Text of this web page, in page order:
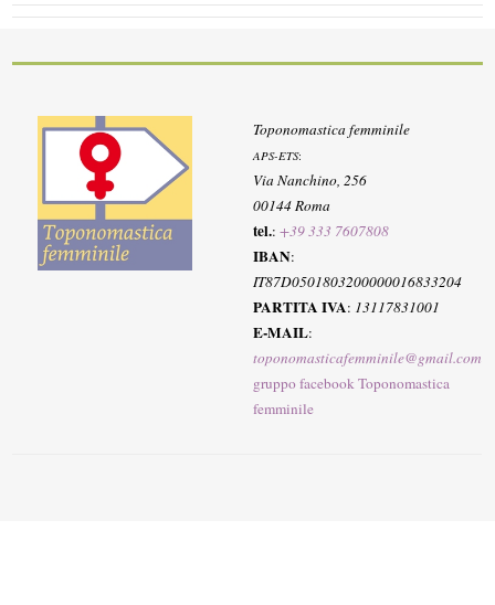
Toponomastica femminile
APS-ETS:
Via Nanchino, 256
00144 Roma
tel.:+39 333 7607808
IBAN:
IT87D0501803200000016833204
PARTITA IVA: 13117831001
E-MAIL:
toponomasticafemminile@gmail.com
gruppo facebook Toponomastica
femminile